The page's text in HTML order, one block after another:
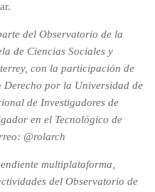
del Observatorio de la
de Ciencias Sociales y
con la participación de
Derecho por la Universidad de
de Investigadores de
en el Tecnológico de
@rolarch
multiplataforma,
del Observatorio de